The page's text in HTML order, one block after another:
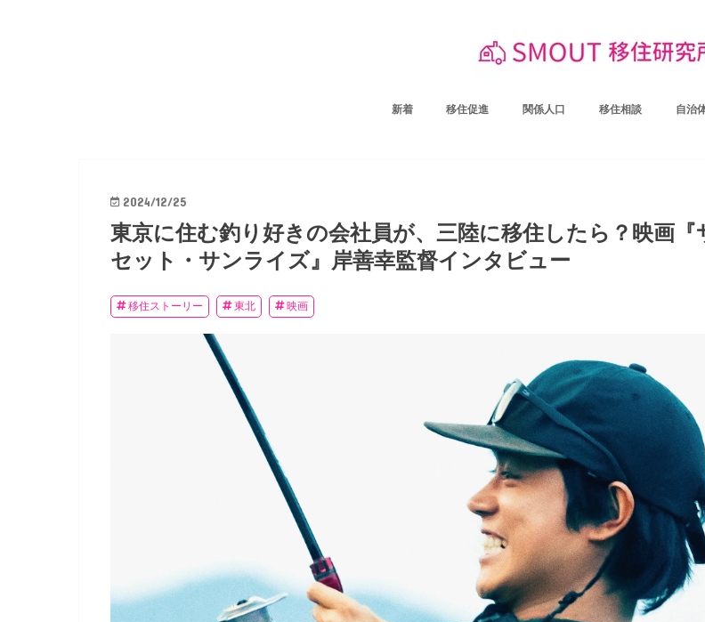
新着 移住促進 関係人口 移住相談 自治
2024/12/25
東京に住む釣り好きの会社員が、三陸に移住したら？映画『
セット・サンライズ』岸善幸監督インタビュー
移住ストーリー 東北 映画